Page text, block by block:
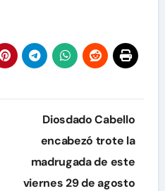
Diosdado Cabello
encabezó trote la
madrugada de este
viernes 29 de agosto